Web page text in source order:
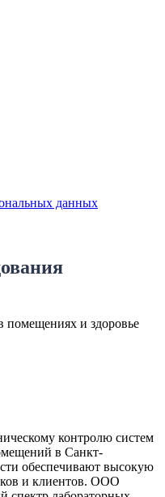
данных
помещениях и здоровье
контролю систем
в Санкт-
обеспечивают высокую
и клиентов. ООО